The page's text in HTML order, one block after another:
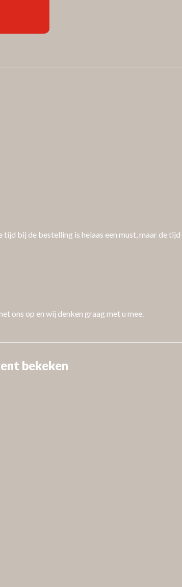
bij de bestelling is helaas een must, maar de
ons op en wij denken graag met u mee.
bekeken